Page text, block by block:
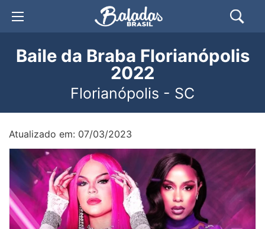
Baile da Braba Florianópolis
2022
Florianópolis - SC
Atualizado em: 07/03/2023